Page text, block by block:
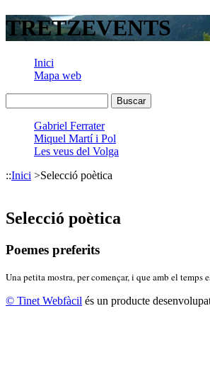
TRETZEVENTS
Inici
Mapa web
Gabriel Ferrater
Miquel Martí i Pol
Les veus del Volga
::Inici >Selecció poètica
Selecció poètica
Poemes preferits
Una petita mostra, per començar, i que amb el temps
© Tinet Webfàcil és un producte